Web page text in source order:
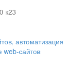
к23
автоматизация
web-сайтов